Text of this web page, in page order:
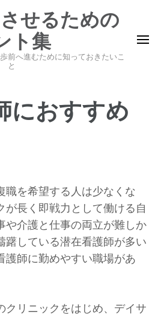
せるための
ト集
前へ進むために知っておきたいこ
と
におすすめ
職を希望する人は少なくな
が長く即戦力として働ける自
や介護と仕事の両立が難しか
躇している潜在看護師が多い
護師に勤めやすい職場があ
クリニックをはじめ、デイサ